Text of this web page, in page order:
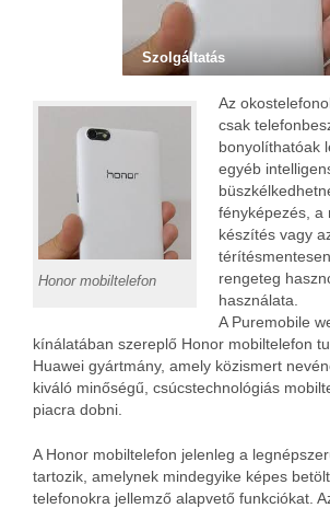
Szolgáltatás
Honor mobiltelefon
Az
csak
bonyolíthatóak
egyéb
fényképezés, a
készítés vagy
rengeteg
használata.
A Puremobile
kínálatában szereplő Honor mobiltelefon
Huawei gyártmány, amely közismert
kiváló minőségű, csúcstechnológiás
piacra dobni.
A Honor mobiltelefon jelenleg a
tartozik, amelynek mindegyike képes
telefonokra jellemző alapvető funkciókat.